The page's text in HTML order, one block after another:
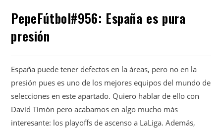
PepeFútbol#956: España es pura
presión
España puede tener defectos en la áreas, pero no en la
presión pues es uno de los mejores equipos del mundo de
selecciones en este apartado. Quiero hablar de ello con
David Timón pero acabamos en algo mucho más
interesante: los playoffs de ascenso a LaLiga. Además,